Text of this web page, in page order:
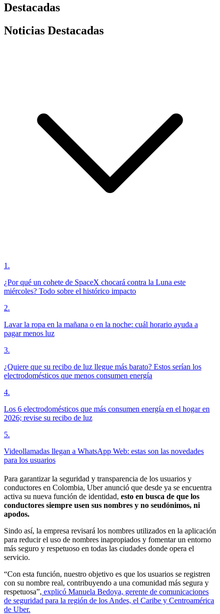
Destacadas
Noticias Destacadas
1 .
¿Por qué un cohete de SpaceX chocará contra la Luna este
miércoles? Todo sobre el histórico impacto
2.
Lavar la ropa en la mañana o en la noche: cuál horario ayuda a
pagar menos luz
3.
¿Quiere que su recibo de luz llegue más barato? Estos serían los
electrodomésticos que menos consumen energía
4.
Los 6 electrodomésticos que más consumen energía en el hogar en
2026; revise su recibo de luz
5.
Videollamadas llegan a WhatsApp Web: estas son las novedades
para los usuarios
Para garantizar la seguridad y transparencia de los usuarios y
conductores en Colombia, Uber anunció que desde ya se encuentra
activa su nueva función de identidad, esto en busca de que los
conductores siempre usen sus nombres y no seudónimos, ni
apodos.
Sindo así, la empresa revisará los nombres utilizados en la aplicación
para reducir el uso de nombres inapropiados y fomentar un entorno
más seguro y respetuoso en todas las ciudades donde opera el
servicio.
“Con esta función, nuestro objetivo es que los usuarios se registren
con su nombre real, contribuyendo a una comunidad más segura y
respetuosa”, explicó Manuela Bedoya, gerente de comunicaciones
de seguridad para la región de los Andes, el Caribe y Centroamérica
de Uber.